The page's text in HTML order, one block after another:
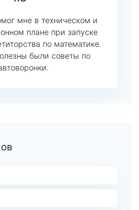
мне в техническом и
плане при запуске
по математике.
были советы по